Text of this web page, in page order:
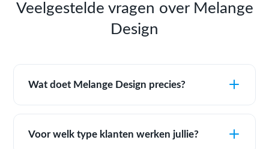
Veelgestelde vragen over Melange
Design
Wat doet Melange Design precies?
Voor welk type klanten werken jullie?